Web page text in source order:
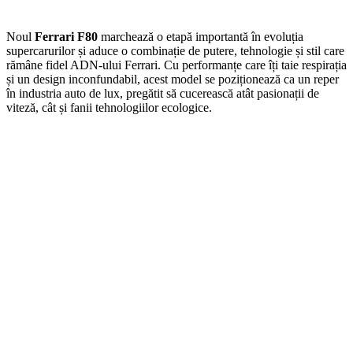
Noul Ferrari F80 marchează o etapă importantă în evoluția
supercarurilor și aduce o combinație de putere, tehnologie și stil care
rămâne fidel ADN-ului Ferrari. Cu performanțe care îți taie respirația
și un design inconfundabil, acest model se poziționează ca un reper
în industria auto de lux, pregătit să cucerească atât pasionații de
viteză, cât și fanii tehnologiilor ecologice.